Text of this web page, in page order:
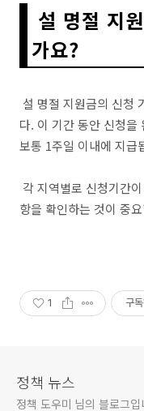
설 명절 지
가요?
설 명절 지원금의 신청
다. 이 기간 동안 신청을
보통 1주일 이내에 지급
각 지역별로 신청기간
항을 확인하는 것이 중
1 구독
정책 뉴스
정책 도우미 님의 블로그입